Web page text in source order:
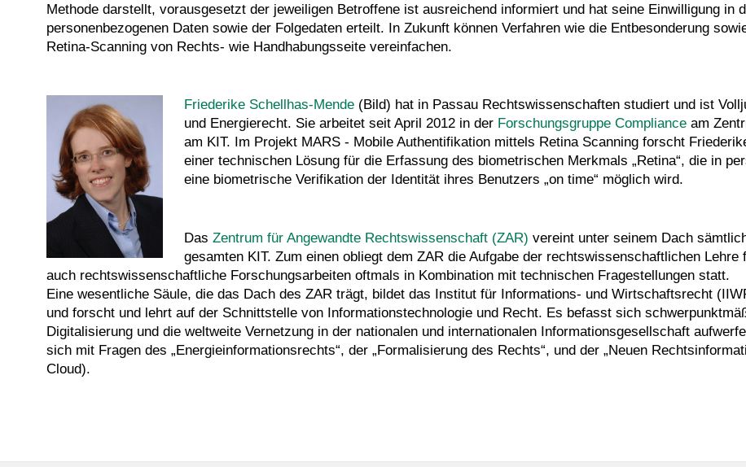
Methode darstellt, vorausgesetzt der jeweiligen Betroffene ist ausreichend informiert und hat seine Einwilligung in
personenbezogenen Daten sowie der Folgedaten erteilt. In Zukunft können Verfahren wie die Entbesonderung
Retina-Scanning von Rechts- wie Handhabungsseite vereinfachen.
Friederike Schellhas-Mende(Bild) hat in Passau Rechtswissenschaften studiert und ist
und Energierecht. Sie arbeitet seit April 2012 in der Forschungsgruppe Complianceam
am KIT. Im Projekt MARS - Mobile Authentifikation mittels Retina Scanning forscht
einer technischen Lösung für die Erfassung des biometrischen Merkmals „Retina“, die in
eine biometrische Verifikation der Identität ihres Benutzers „on time“ möglich wird.
Das Zentrum für Angewandte Rechtswissenschaft (ZAR) vereint unter seinem Dach
gesamten KIT. Zum einen obliegt dem ZAR die Aufgabe der rechtswissenschaftlichen
auch rechtswissenschaftliche Forschungsarbeiten oftmals in Kombination mit technischen Fragestellungen statt.
Eine wesentliche Säule, die das Dach des ZAR trägt, bildet das Institut für Informations- und Wirtschaftsrecht
und forscht und lehrt auf der Schnittstelle von Informationstechnologie und Recht. Es befasst sich
Digitalisierung und die weltweite Vernetzung in der nationalen und internationalen Informationsgesellschaft
sich mit Fragen des „Energieinformationsrechts“, der „Formalisierung des Rechts“, und der „Neuen
Cloud).